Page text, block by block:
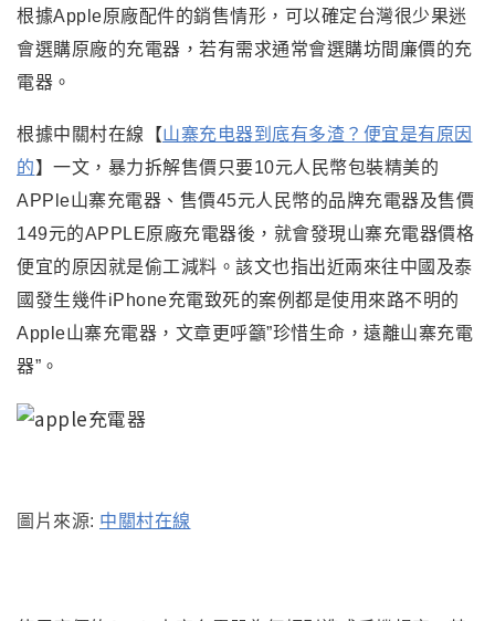
根據Apple原廠配件的銷售情形 ，可以確定台灣很少果迷
會選購原廠的充電器，若有需求通常會選購坊間廉價的充
電器 。
根據中關村在線 【山寨充电器到底有多渣？便宜是有原因
的】 一文，暴力拆解售價只要10元人民幣包裝精美的
APPle山寨充電器 、 售價45元人民幣的品牌充電器及售價
149元的APPLE原廠充電器後 ， 就會發現山寨充電器價格
便宜的原因就是偷工減料 。該文也指出近兩來往中國及泰
國發生幾件iPhone充電致死的案例都是使用來路不明的
Apple山寨充電器 ，文章更呼籲”珍惜生命 ，遠離山寨充電
器” 。
圖片來源: 中關村在線